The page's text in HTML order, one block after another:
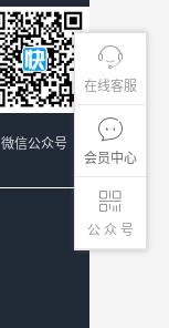
在线客服
会员中心
公 众 号
微信公众号